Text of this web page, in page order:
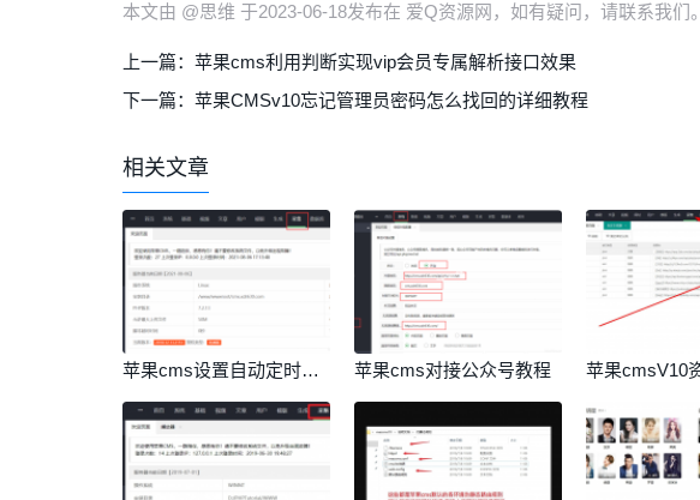
本文由 @思维 于2023-06-18发布在 爱Q资源网，如有疑问，请联系我们。
上一篇： 苹果cms利用判断实现vip会员专属解析接口效果
下一篇： 苹果CMSv10忘记管理员密码怎么找回的详细教程
相关文章
苹果cms设置自动定时采集教程 苹果cms对接公众号教程